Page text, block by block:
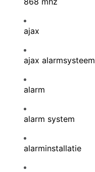
ajax
ajax alarmsysteem
alarm
alarm system
alarminstallatie